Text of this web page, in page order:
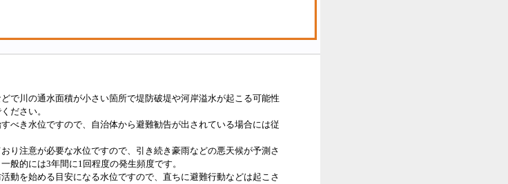
で川の通水面積が小さい箇所で堤防破堤や河岸溢水が起こる可能性
ださい。
べき水位ですので、自治体から避難勧告が出されている場合には従
り注意が必要な水位ですので、引き続き豪雨などの悪天候が予測さ
般的には3年間に1回程度の発生頻度です。
動を始める目安になる水位ですので、直ちに避難行動などは起こさ